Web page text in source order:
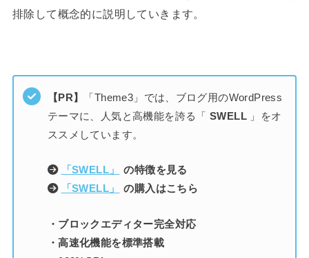
排除して概念的に説明していきます。
【PR】
「Theme3」では、ブログ用のWordPress
テーマに、人気と高機能を誇る「SWELL 」をオ
ススメしています。
「SWELL」
の特徴を見る
「SWELL」
の購入はこちら
・ブロックエディター完全対応
・高速化機能を標準搭載